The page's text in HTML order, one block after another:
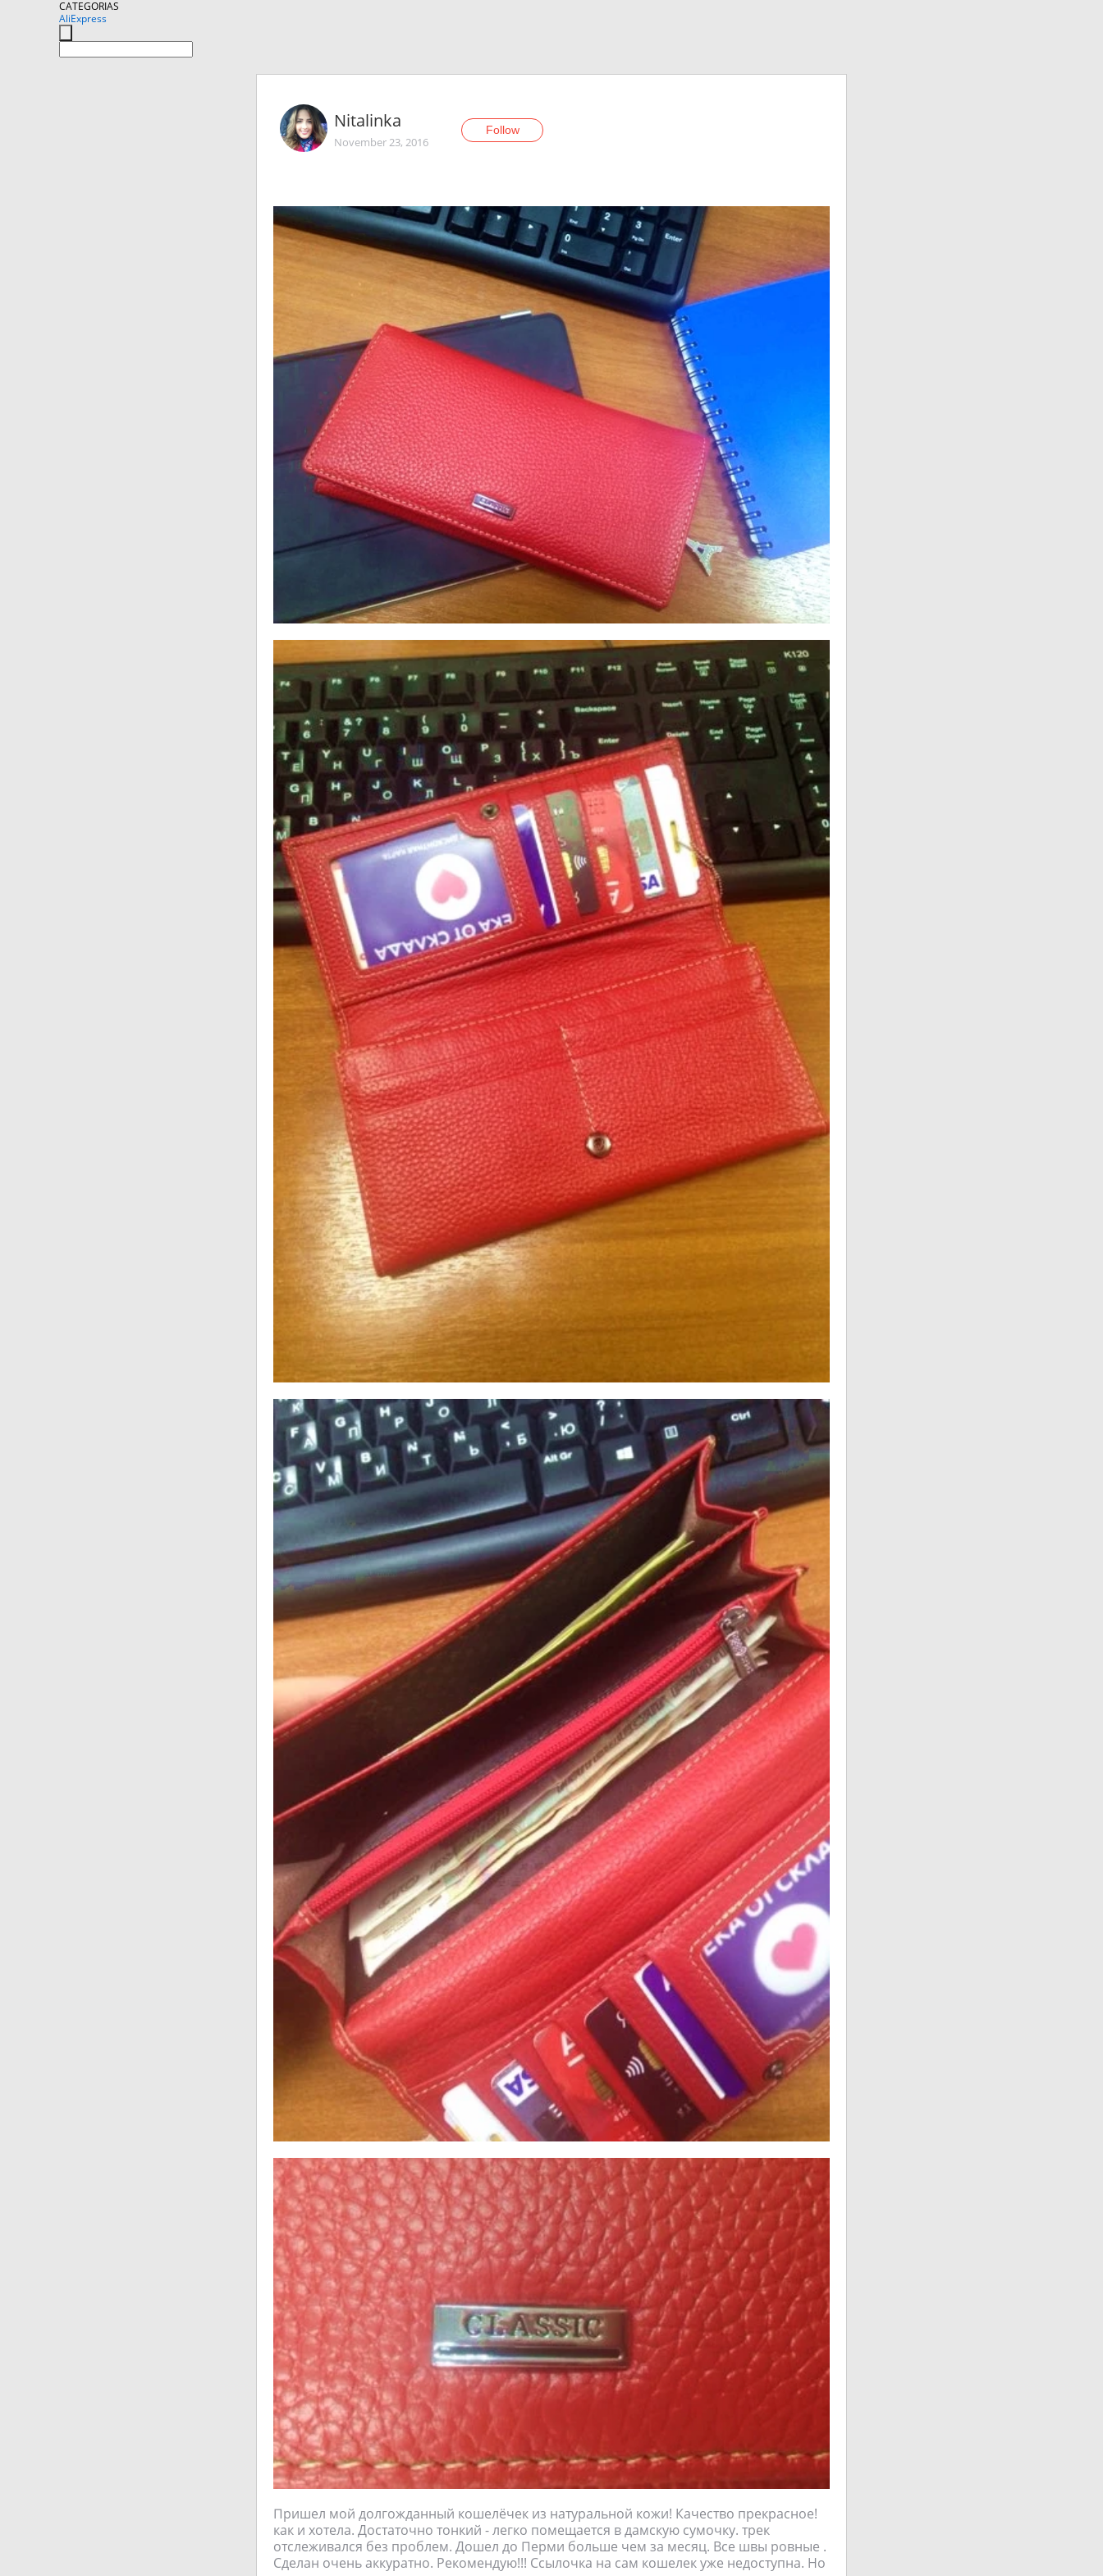
CATEGORIAS
AliExpress
Nitalinka
November 23, 2016
Follow
Пришел мой долгожданный кошелёчек из натуральной кожи! Качество прекрасное!
как и хотела. Достаточно тонкий - легко помещается в дамскую сумочку. трек
отслеживался без проблем. Дошел до Перми больше чем за месяц. Все швы ровные .
Сделан очень аккуратно. Рекомендую!!! Ссылочка на сам кошелек уже недоступна. Но